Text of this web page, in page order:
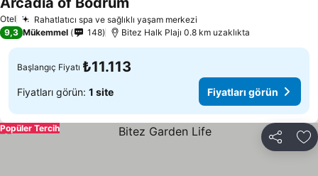
Otel Rahatlatıcı spa ve sağlıklı yaşam merkezi
9,3 Mükemmel 148 Bitez Halk Plajı 0.8 km uzaklıkta
Başlangıç Fiyatı ₺11.113
Fiyatları görün: 1 site Fiyatları görün
Paylaş
Popüler Tercih